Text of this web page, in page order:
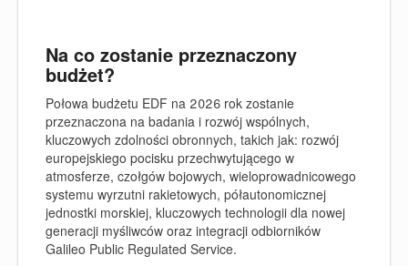
Na co zostanie przeznaczony
budżet?
Połowa budżetu EDF na 2026 rok zostanie
przeznaczona na badania i rozwój wspólnych,
kluczowych zdolności obronnych, takich jak: rozwój
europejskiego pocisku przechwytującego w
atmosferze, czołgów bojowych, wieloprowadnicowego
systemu wyrzutni rakietowych, półautonomicznej
jednostki morskiej, kluczowych technologii dla nowej
generacji myśliwców oraz integracji odbiorników
Galileo Public Regulated Service.